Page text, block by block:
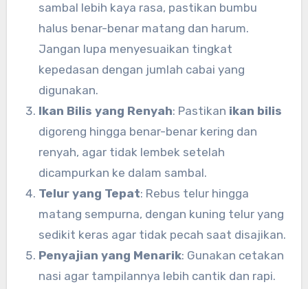
sambal lebih kaya rasa, pastikan bumbu
halus benar-benar matang dan harum.
Jangan lupa menyesuaikan tingkat
kepedasan dengan jumlah cabai yang
digunakan.
Ikan Bilis yang Renyah: Pastikan ikan bilis
digoreng hingga benar-benar kering dan
renyah, agar tidak lembek setelah
dicampurkan ke dalam sambal.
Telur yang Tepat: Rebus telur hingga
matang sempurna, dengan kuning telur yang
sedikit keras agar tidak pecah saat disajikan.
Penyajian yang Menarik: Gunakan cetakan
nasi agar tampilannya lebih cantik dan rapi.